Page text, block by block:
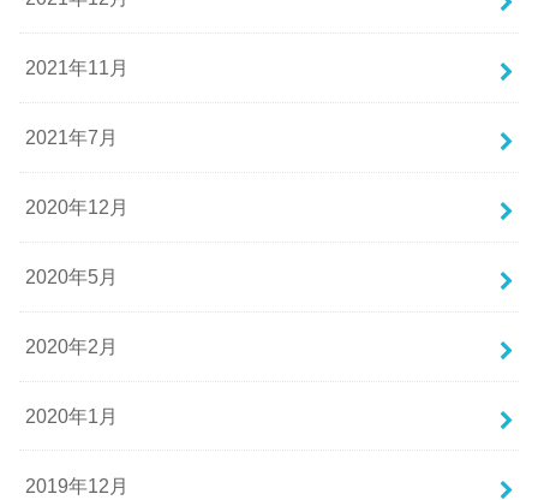
2021年11月
2021年7月
2020年12月
2020年5月
2020年2月
2020年1月
2019年12月